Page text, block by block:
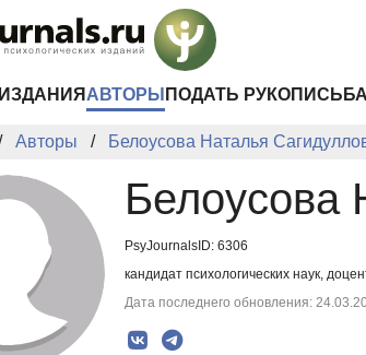
ИЗДАНИЯ АВТОРЫ ПОДАТЬ РУКОПИСЬ
Авторы Белоусова Наталья
Белоусова
PsyJournalsID: 6306
кандидат психологических наук,
Дата последнего обновления: